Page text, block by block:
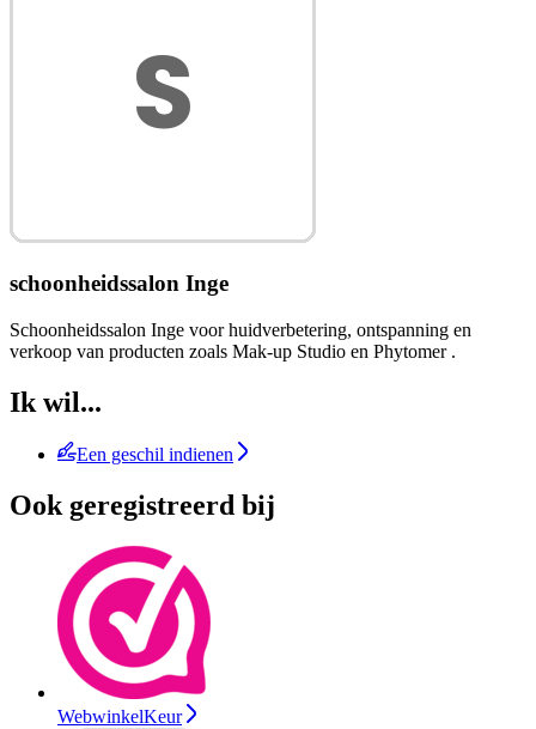
schoonheidssalon Inge
Schoonheidssalon Inge voor huidverbetering, ontspanning en
verkoop van producten zoals Mak-up Studio en Phytomer .
Ik wil...
Een geschil indienen
Ook geregistreerd bij
WebwinkelKeur